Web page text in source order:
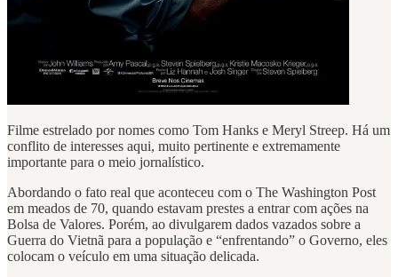
Filme estrelado por nomes como Tom Hanks e Meryl Streep. Há um
conflito de interesses aqui, muito pertinente e extremamente
importante para o meio jornalístico.
Abordando o fato real que aconteceu com o The Washington Post
em meados de 70, quando estavam prestes a entrar com ações na
Bolsa de Valores. Porém, ao divulgarem dados vazados sobre a
Guerra do Vietnã para a população e “enfrentando” o Governo, eles
colocam o veículo em uma situação delicada.